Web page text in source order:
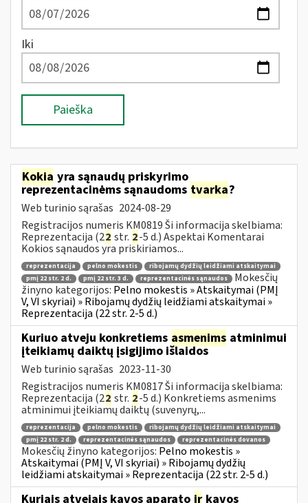
Iki
Paieška
Kokia yra sąnaudų priskyrimo
reprezentacinėms sąnaudoms tvarka?
Web turinio sąrašas 2024-08-29
Registracijos numeris KM0819 Ši informacija skelbiama:
Reprezentacija (22 str. 2-5 d.) Aspektai Komentarai
Kokios sąnaudos yra priskiriamos...
reprezentacija pelno mokestis
ribojamų dydžių leidžiami atskaitymai
pmį 22 str. 2 d.
pmį 22 str. 3 d. reprezentacinės sąnaudos
Mokesčių
žinyno kategorijos: Pelno mokestis » Atskaitymai (PMĮ
V, VI skyriai) » Ribojamų dydžių leidžiami atskaitymai »
Reprezentacija (22 str. 2-5 d.)
Kuriuo atveju konkretiems asmenims atminimui
įteikiamų daiktų įsigijimo išlaidos
Web turinio sąrašas 2023-11-30
Registracijos numeris KM0817 Ši informacija skelbiama:
Reprezentacija (22 str. 2-5 d.) Konkretiems asmenims
atminimui įteikiamų daiktų (suvenyrų,...
reprezentacija pelno mokestis
ribojamų dydžių leidžiami atskaitymai
pmį 22 str. 2 d.
reprezentacinės sąnaudos reprezentacinės dovanos
Mokesčių žinyno kategorijos: Pelno mokestis »
Atskaitymai (PMĮ V, VI skyriai) » Ribojamų dydžių
leidžiami atskaitymai » Reprezentacija (22 str. 2-5 d.)
Kuriais atvejais kavos aparato ir kavos